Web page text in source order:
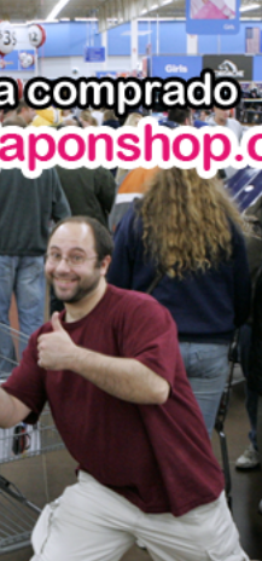
Nombre *
Email *
Comentario *